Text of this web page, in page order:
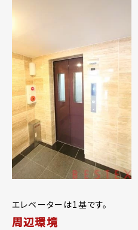
エレベーターは1基です。
周辺環境